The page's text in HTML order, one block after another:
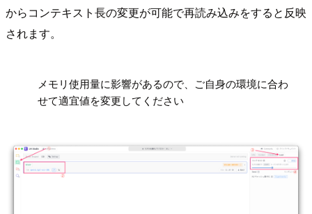
からコンテキスト長の変更が可能で再読み込みをすると反映
されます。
メモリ使用量に影響があるので、ご自身の環境に合わ
せて適宜値を変更してください